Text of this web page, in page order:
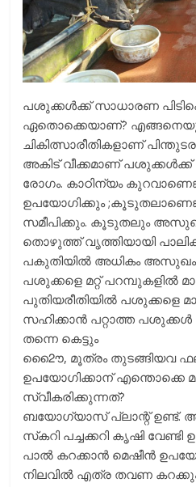
പശുക്കള്‍ക്ക് സാധാരണ
ഏതൊക്കെയാണ്?
ചികിത്സാരീതികളാണ്
അകിട് വീക്കമാണ്
രോഗം. കാഠിന്യം
ഉപയോഗിക്കും
സമീപിക്കും. കൂടുതലും
തൊഴുത്ത് വൃത്തിയായി
പകുതിയില്‍ അധികം അസുഖം
പശുക്കളെ മറ്റ് പറമ്പുകളില്‍
പുതിയരീതിയില്‍ പശുക്കളെ
സഹിക്കാന്‍ പറ്റാത്ത
തന്നെ കെട്ടും
2ൌൈ, മൂത്രം തുടങ്ങിയവ
ഉപയോഗിക്കാന് എന്തൊക്കെ
സ്വീകരിക്കുന്നത്?
ബയോഗ്യാസ് പ്ലാന്റ് ഉണ്ട്.
സ്‌കറി പച്ചക്കറി കൃഷി
പാല്‍ കറക്കാന്‍ മെഷീന്‍
നിലവില്‍ എത്ര തവണ